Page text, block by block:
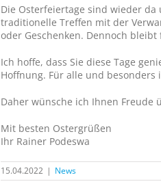
Die Osterfeiertage sind wieder
traditionelle Treffen mit der
oder Geschenken. Dennoch
Ich hoffe, dass Sie diese Tage
Hoffnung. Für alle und besonders
Daher wünsche ich Ihnen Freude
Mit besten Ostergrüßen
Ihr Rainer Podeswa
15.04.2022 | News